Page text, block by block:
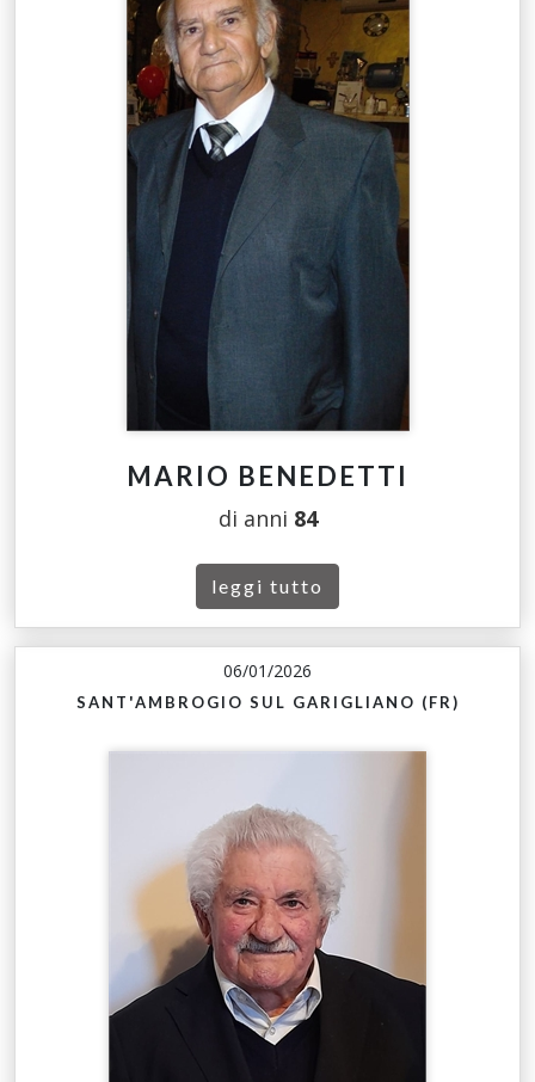
MARIO BENEDETTI
di anni 84
leggi tutto
06/01/2026
SANT'AMBROGIO SUL GARIGLIANO (FR)